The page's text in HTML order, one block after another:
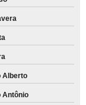
Alberto
Antônio